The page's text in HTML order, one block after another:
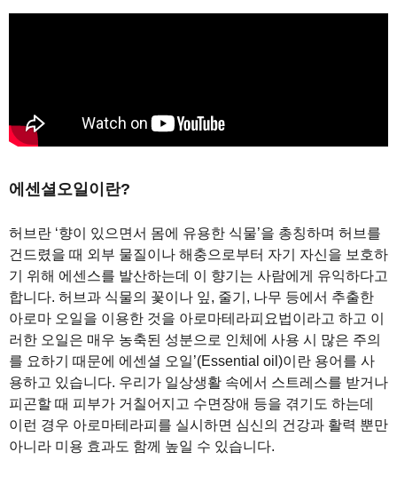
에센셜오일이란?
허브란 ‘향이 있으면서 몸에 유용한 식물’을 총칭하며 허브를
건드렸을 때 외부 물질이나 해충으로부터 자기 자신을 보호하
기 위해 에센스를 발산하는데 이 향기는 사람에게 유익하다고
합니다. 허브과 식물의 꽃이나 잎, 줄기, 나무 등에서 추출한
아로마 오일을 이용한 것을 아로마테라피요법이라고 하고 이
러한 오일은 매우 농축된 성분으로 인체에 사용 시 많은 주의
를 요하기 때문에 에센셜 오일’(Essential oil)이란 용어를 사
용하고 있습니다. 우리가 일상생활 속에서 스트레스를 받거나
피곤할 때 피부가 거칠어지고 수면장애 등을 겪기도 하는데
이런 경우 아로마테라피를 실시하면 심신의 건강과 활력 뿐만
아니라 미용 효과도 함께 높일 수 있습니다.